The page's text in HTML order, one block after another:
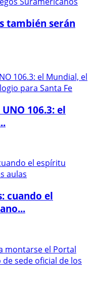
también serán
106.3: el
cuando el